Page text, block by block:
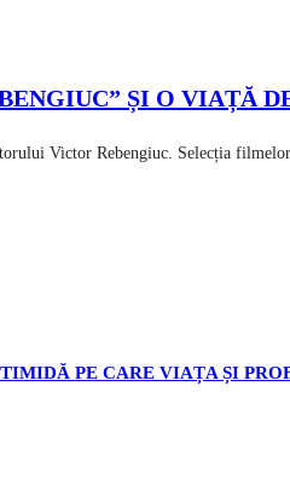
ȘI O VIAȚĂ
Victor Rebengiuc. Selecția
PE CARE VIAȚA ȘI